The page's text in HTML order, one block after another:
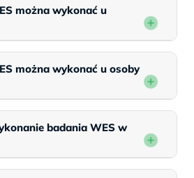
można wykonać u
można wykonać u osoby
badania WES w